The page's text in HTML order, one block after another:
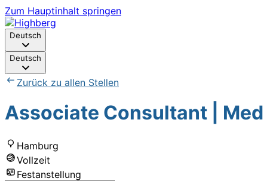
Zum Hauptinhalt springen
Deutsch
Deutsch
Zurück zu allen Stellen
Associate Consultant |
Hamburg
Vollzeit
Festanstellung